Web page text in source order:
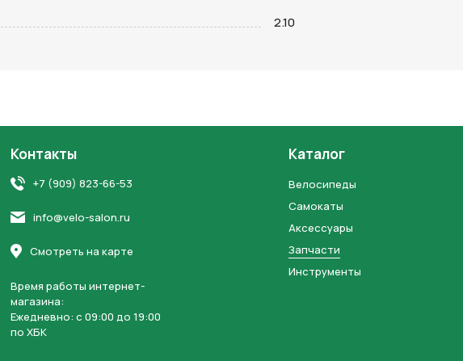
2.10
Контакты
+7 (909) 823-66-53
info@velo-salon.ru
Смотреть на карте
Время работы интернет-
магазина:
Ежедневно: c 09:00 до 19:00
по ХБК
Каталог
Велосипеды
Самокаты
Аксессуары
Запчасти
Инструменты
персональных данных и соглашаетесь с политикой конфиденциальности